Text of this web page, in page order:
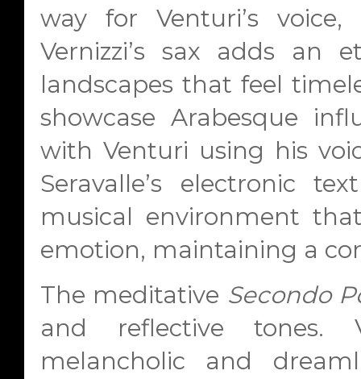
way for Venturi’s
Vernizzi’s sax adds an
landscapes that feel
showcase Arabesque
with Venturi using his
Seravalle’s electronic
musical environment
emotion, maintaining a
The meditative Secondo
and reflective tones.
melancholic and